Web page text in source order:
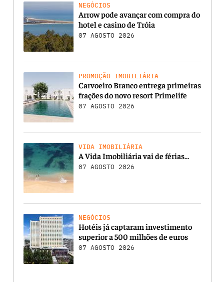
NEGÓCIOS
Arrow pode avançar com compra do
hotel e casino de Tróia
07 AGOSTO 2026
PROMOÇÃO IMOBILIÁRIA
Carvoeiro Branco entrega primeiras
frações do novo resort Primelife
07 AGOSTO 2026
VIDA IMOBILIÁRIA
A Vida Imobiliária vai de férias…
07 AGOSTO 2026
NEGÓCIOS
Hotéis já captaram investimento
superior a 500 milhões de euros
07 AGOSTO 2026